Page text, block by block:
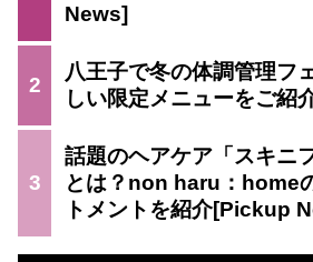
2
八王子で冬の体調管理フ
しい限定メニューをご紹
3
話題のヘアケア「スキニ
とは？non haru：home
トメントを紹介